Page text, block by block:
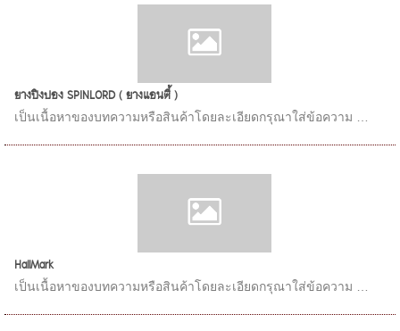
ยางปิงปอง SPINLORD ( ยางแอนตี้ )
เป็นเนื้อหาของบทความหรือสินค้าโดยละเอียดกรุณาใส่ข้อความ …
HallMark
เป็นเนื้อหาของบทความหรือสินค้าโดยละเอียดกรุณาใส่ข้อความ …